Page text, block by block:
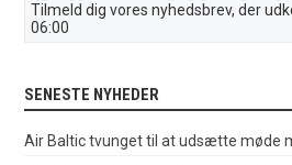
Tilmeld dig vores nyhedsbrev, der
06:00
SENESTE NYHEDER
Air Baltic tvunget til at udsætte møde